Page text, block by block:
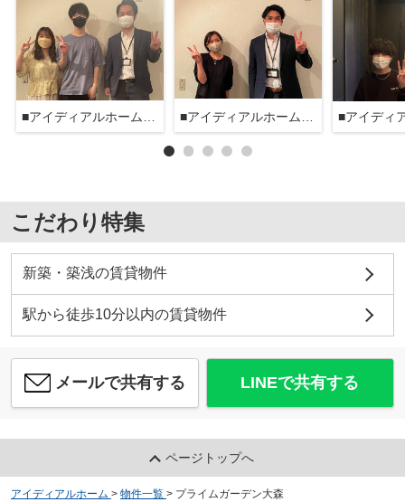
こだわり特集
新築・築浅の賃貸物件
駅から徒歩10分以内の賃貸物件
メールで共有する LINEで共有する
ページトップへ
アイディアルホーム > 物件一覧 > プライムガーデン大森